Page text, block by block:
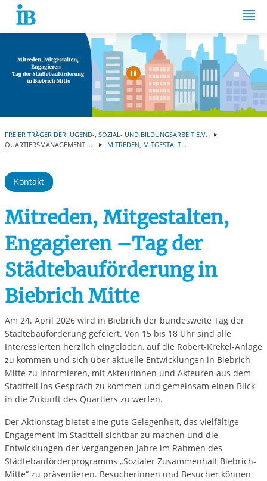
Springe zum Inhalt
Automatische
FREIER TRÄGER DER JUGEND-, SOZIAL- UND BILDUNGSARBEIT E.V.
QUARTIERSMANAGEMENT ...
MITREDEN, MITGESTALT...
Kontakt
Mitreden, Mitgestalten,
Engagieren –Tag der
Städtebauförderung in
Biebrich Mitte
Am 24. April 2026 wird in Biebrich der bundesweite Tag der
Städtebauförderung gefeiert. Von 15 bis 18 Uhr sind alle
Interessierten herzlich eingeladen, auf die Robert-Krekel-Anlage
zu kommen und sich über aktuelle Entwicklungen in Biebrich-
Mitte zu informieren, mit Akteurinnen und Akteuren aus dem
Stadtteil ins Gespräch zu kommen und gemeinsam einen Blick
in die Zukunft des Quartiers zu werfen.
Der Aktionstag bietet eine gute Gelegenheit, das vielfältige
Engagement im Stadtteil sichtbar zu machen und die
Entwicklungen der vergangenen Jahre im Rahmen des
Städtebauförderprogramms „Sozialer Zusammenhalt Biebrich-
Mitte“ zu präsentieren. Besucherinnen und Besucher können